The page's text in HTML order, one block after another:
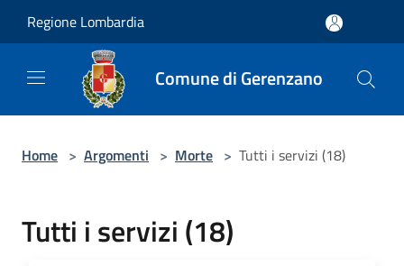
Regione Lombardia
Comune di Gerenzano
Home > Argomenti > Morte > Tutti i servizi (18)
Tutti i servizi (18)